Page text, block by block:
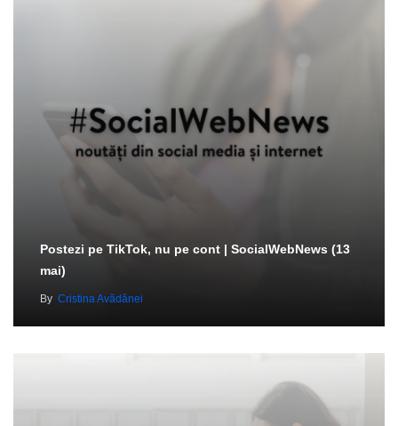
Postezi pe TikTok, nu pe cont | SocialWebNews (13
mai)
By Cristina Avădănei